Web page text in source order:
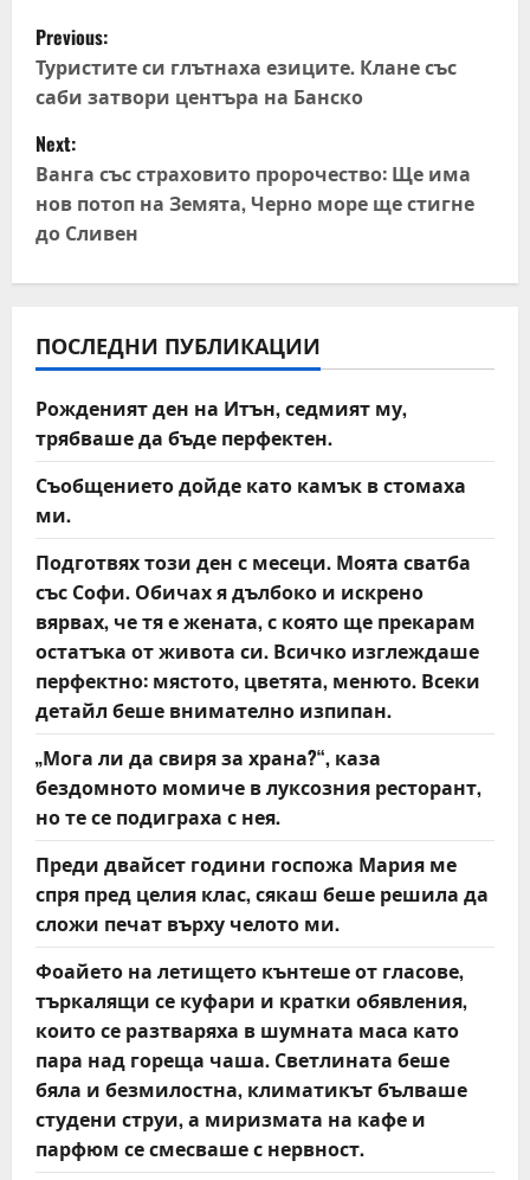
P
o
s
t
n
a
v
i
g
a
t
i
o
n
Previous:
Туристите си глътнаха езиците. Клане със
саби затвори центъра на Банско
Next:
Ванга със страховито пророчество: Ще има
нов потоп на Земята, Черно море ще стигне
до Сливен
ПОСЛЕДНИ ПУБЛИКАЦИИ
Рожденият ден на Итън, седмият му,
трябваше да бъде перфектен.
Съобщението дойде като камък в стомаха
ми.
Подготвях този ден с месеци. Моята сватба
със Софи. Обичах я дълбоко и искрено
вярвах, че тя е жената, с която ще прекарам
остатъка от живота си. Всичко изглеждаше
перфектно: мястото, цветята, менюто. Всеки
детайл беше внимателно изпипан.
„Мога ли да свиря за храна?“, каза
бездомното момиче в луксозния ресторант,
но те се подиграха с нея.
Преди двайсет години госпожа Мария ме
спря пред целия клас, сякаш беше решила да
сложи печат върху челото ми.
Фоайето на летището кънтеше от гласове,
търкалящи се куфари и кратки обявления,
които се разтваряха в шумната маса като
пара над гореща чаша. Светлината беше
бяла и безмилостна, климатикът бълваше
студени струи, а миризмата на кафе и
парфюм се смесваше с нервност.